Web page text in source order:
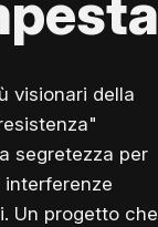
visionari della
segretezza per
interferenze
Un progetto che